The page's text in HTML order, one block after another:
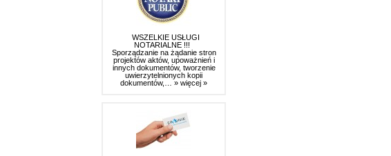
WSZELKIE USŁUGI
NOTARIALNE !!!
Sporządzanie na żądanie stron
projektów aktów, upoważnień i
innych dokumentów, tworzenie
uwierzytelnionych kopii
dokumentów,… » więcej »